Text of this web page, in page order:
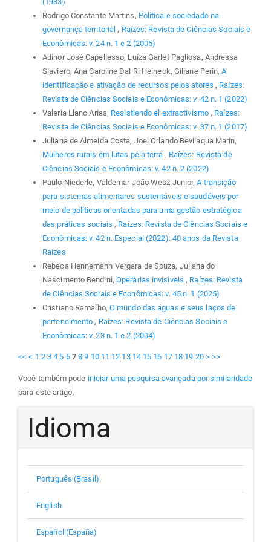
Rodrigo Constante Martins, Política e sociedade na
governança territorial, Raízes: Revista de Ciências Sociais e
Econômicas: v. 24 n. 1 e 2 (2005)
Adinor José Capellesso, Luíza Garlet Pagliosa, Andressa
Slaviero, Ana Caroline Dal Ri Heineck, Giliane Perin,A
identificação e ativação de recursos pelos atores, Raízes:
Revista de Ciências Sociais e Econômicas: v. 42 n. 1 (2022)
Valeria Llano Arias, Resistiendo el extractivismo, Raízes:
Revista de Ciências Sociais e Econômicas: v. 37 n. 1 (2017)
Juliana de Almeida Costa, Joel Orlando Bevilaqua Marin,
Mulheres rurais em lutas pela terra , Raízes: Revista de
Ciências Sociais e Econômicas: v. 42 n. 2 (2022)
Paulo Niederle, Valdemar João Wesz Junior,A transição
para sistemas alimentares sustentáveis e saudáveis por
meio de políticas orientadas para uma gestão estratégica
das práticas sociais, Raízes: Revista de Ciências Sociais e
Econômicas: v. 42 n. Especial (2022): 40 anos da Revista
Raízes
Rebeca Hennemann Vergara de Souza, Juliana do
Nascimento Bendini, Operárias invisíveis, Raízes: Revista
de Ciências Sociais e Econômicas: v. 45 n. 1 (2025)
Cristiano Ramalho, O mundo das águas e seus laços de
pertencimento, Raízes: Revista de Ciências Sociais e
Econômicas: v. 23 n. 1 e 2 (2004)
<< < 1 2 3 4 5 6 7 8 9 10 11 12 13 14 15 16 17 18 19 20 > >>
Você também pode iniciar uma pesquisa avançada por similaridade
para este artigo.
Idioma
Português (Brasil)
English
Español (España)